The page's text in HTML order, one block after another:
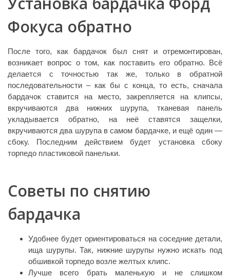
Фокуса обратно
После того, как бардачок был снят и отремонтирован,
возникает вопрос о том, как поставить его обратно. Всё
делается с точностью так же, только в обратной
последовательности – как бы с конца, то есть, сначала
бардачок ставится на место, закрепляется на клипсы,
вкручиваются два нижних шурупа, тканевая панель
укладывается обратно, на неё ставятся защелки,
вкручиваются два шурупа в самом бардачке, и ещё один —
сбоку. Последним действием будет установка сбоку
торпедо пластиковой панельки.
Советы по снятию
бардачка
Удобнее будет ориентироваться на соседние детали,
ища шурупы. Так, нижние шурупы нужно искать под
обшивкой торпедо возле желтых клипс.
Лучше всего брать маленькую и не слишком